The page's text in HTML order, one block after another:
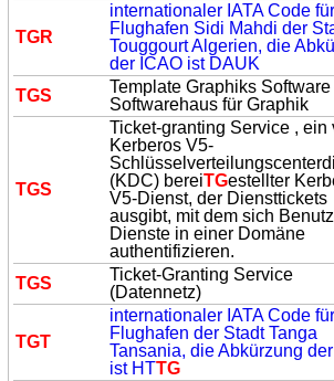
TGR
internationaler IATA Code
Flughafen Sidi Mahdi der
Touggourt Algerien, die
der ICAO ist DAUK
TGS
Template Graphiks Software
Softwarehaus für Graphik
TGS
Ticket-granting Service , ein
Kerberos V5-
(KDC) bereiTGestellter
V5-Dienst, der Diensttickets
ausgibt, mit dem sich
Dienste in einer Domäne
authentifizieren.
TGS
Ticket-Granting Service
(Datennetz)
TGT
internationaler IATA Code
Flughafen der Stadt Tanga
Tansania, die Abkürzung
ist HTTG